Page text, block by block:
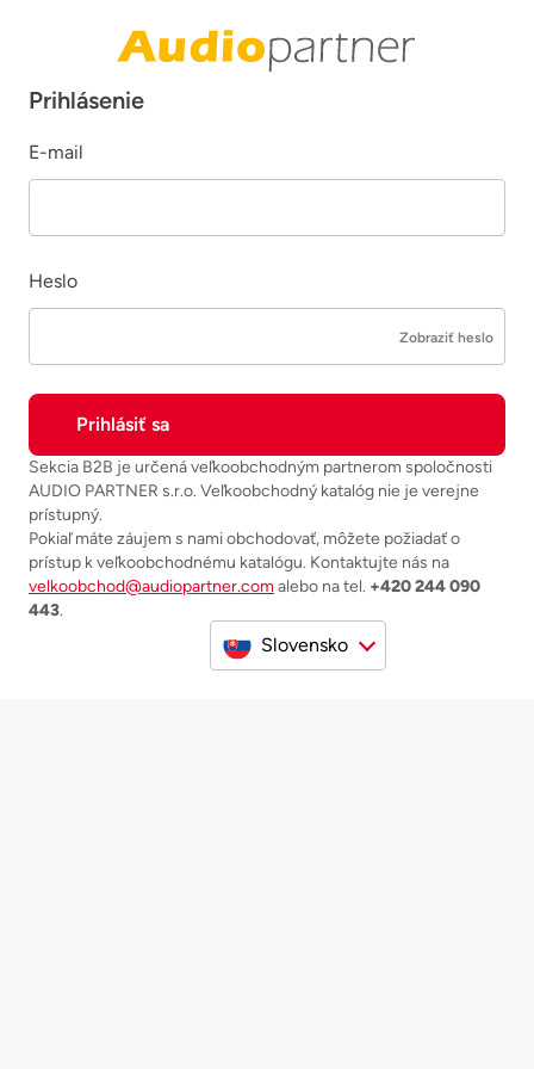
Prihlásenie
E-mail
Heslo
Zobraziť heslo
Sekcia B2B je určená veľkoobchodným partnerom spoločnosti
AUDIO PARTNER s.r.o. Veľkoobchodný katalóg nie je verejne
prístupný.
Pokiaľ máte záujem s nami obchodovať, môžete požiadať o
prístup k veľkoobchodnému katalógu. Kontaktujte nás na
velkoobchod@audiopartner.comalebo na tel. +420 244 090
443.
Slovensko